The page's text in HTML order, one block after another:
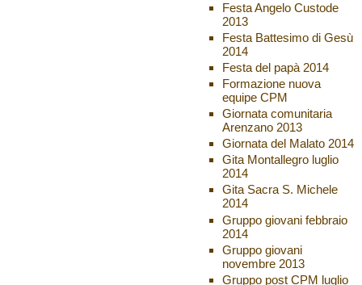
Festa Angelo Custode
2013
Festa Battesimo di Gesù
2014
Festa del papà 2014
Formazione nuova
equipe CPM
Giornata comunitaria
Arenzano 2013
Giornata del Malato 2014
Gita Montallegro luglio
2014
Gita Sacra S. Michele
2014
Gruppo giovani febbraio
2014
Gruppo giovani
novembre 2013
Gruppo post CPM luglio